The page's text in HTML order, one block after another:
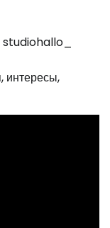
studiohallo_